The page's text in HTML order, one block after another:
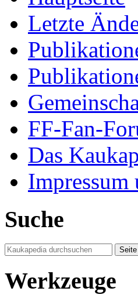
Letzte
FF-Fan-
Das
Impressum
Suche
Werkzeuge